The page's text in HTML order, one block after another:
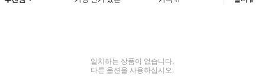
일치하는 상품이 없습니다.
다른 옵션을 사용하십시오.